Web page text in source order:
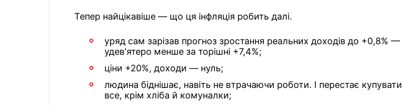
Тепер найцікавіше — що ця інфляція робить далі.
уряд сам зарізав прогноз зростання реальних доходів до +0,8% —
удев'ятеро менше за торішні +7,4%;
ціни +20%, доходи — нуль;
людина біднішає, навіть не втрачаючи роботи. І перестає купувати
все, крім хліба й комуналки;